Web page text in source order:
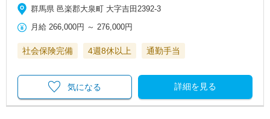
群馬県 邑楽郡大泉町 大字吉田2392-3
月給 266,000円 ～276,000円
社会保険完備 4週8休以上 通勤手当
詳細を見る
気になる